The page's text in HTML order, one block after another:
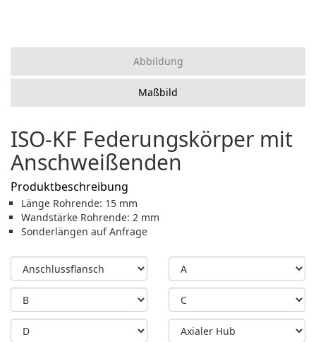
Abbildung
Maßbild
ISO-KF Federungskörper mit
Anschweißenden
Produktbeschreibung
Länge Rohrende: 15 mm
Wandstärke Rohrende: 2 mm
Sonderlängen auf Anfrage